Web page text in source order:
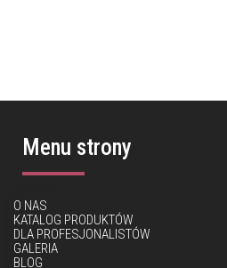
Menu strony
O NAS
KATALOG PRODUKTÓW
DLA PROFESJONALISTÓW
GALERIA
BLOG